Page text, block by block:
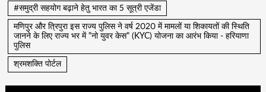
#समुद्री सहयोग बढ़ाने हेतु भारत का 5 सूत्री एजेंडा
मणिपुर और त्रिपुरा इस राज्य पुलिस ने वर्ष 2020 में मामलों या शिकायतों की स्थिति
जानने के लिए राज्य भर में "नो युवर केस" (KYC) योजना का आरंभ किया - हरियाणा
पुलिस
श्रमशक्ति पोर्टल